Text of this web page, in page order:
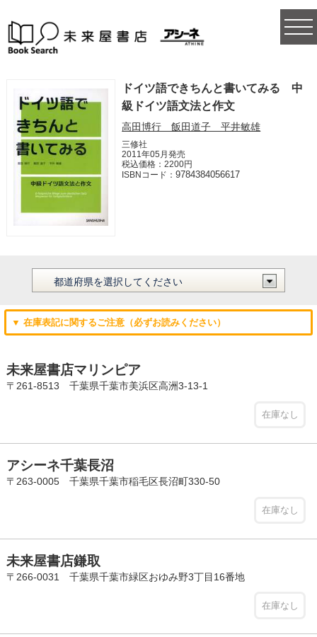
ドイツ語できちんと書いてみる 中
級ドイツ語文法と作文
高田博行 飯田道子 平井敏雄
三修社
2011年05月発売
税込価格：2200円
ISBNコード：9784384056617
▼ 在庫表記に関するご注意（必ずお読みください）
未来屋書店マリンピア
〒261-8513 千葉県千葉市美浜区高洲3-13-1
在庫なし
アシーネ千葉長沼
〒263-0005 千葉県千葉市稲毛区長沼町330-50
在庫なし
未来屋書店鎌取
〒266-0031 千葉県千葉市緑区おゆみ野3丁目16番地
在庫なし